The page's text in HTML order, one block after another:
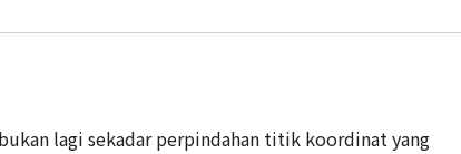
lagi sekadar perpindahan titik koordinat yang